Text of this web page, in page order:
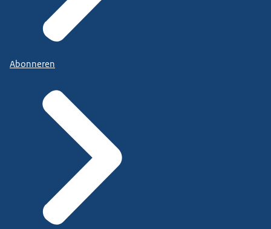
Abonneren